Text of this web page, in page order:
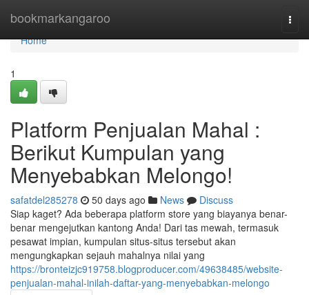
bookmarkangaroo
Home
Home
1
Platform Penjualan Mahal :
Berikut Kumpulan yang
Menyebabkan Melongo!
safatdel285278 50 days ago News
Discuss
Siap kaget? Ada beberapa platform store yang biayanya benar-
benar mengejutkan kantong Anda! Dari tas mewah, termasuk
pesawat impian, kumpulan situs-situs tersebut akan
mengungkapkan sejauh mahalnya nilai yang
https://bronteizjc919758.blogproducer.com/49638485/website-
penjualan-mahal-inilah-daftar-yang-menyebabkan-melongo